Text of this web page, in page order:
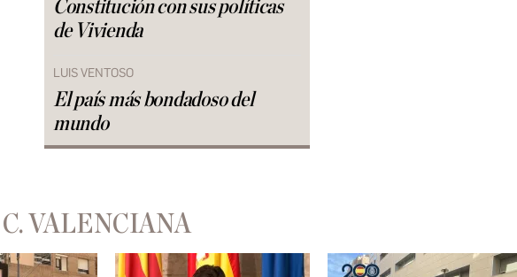
Constitución con sus políticas
de Vivienda
LUIS VENTOSO
El país más bondadoso del
mundo
VALENCIANA